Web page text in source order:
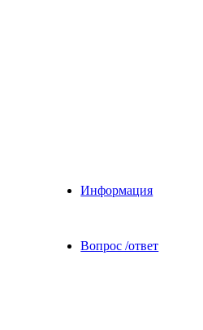
Информация
Вопрос /ответ